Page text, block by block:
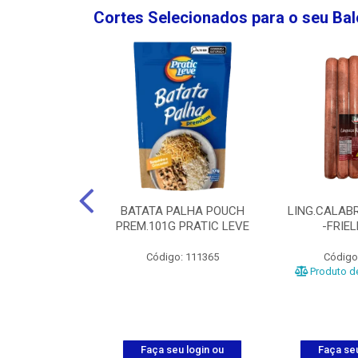
Cortes Selecionados para o seu
BATATA PALHA POUCH
PREM.101G PRATIC LEVE
Código: 111365
Faça seu login ou
-
Produto
Faça